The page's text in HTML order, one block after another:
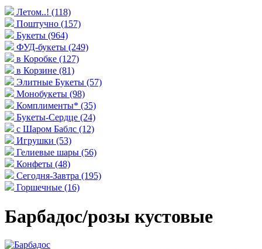
Летом..! (118)
Поштучно (157)
Букеты (964)
ФУД-букеты (249)
в Коробке (127)
в Корзине (81)
Элитные Букеты (57)
Монобукеты (98)
Комплименты* (35)
Букеты-Сердце (24)
с Шаром Баблс (12)
Игрушки (53)
Гелиевые шары (56)
Конфеты (48)
Сегодня-Завтра (195)
Горшечные (16)
Барбадос/розы кустовые